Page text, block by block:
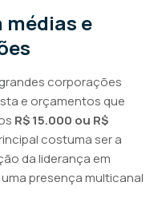
e
corporações
e orçamentos que
R$ 15.000 ou R$
costuma ser a
da liderança em
presença multicanal